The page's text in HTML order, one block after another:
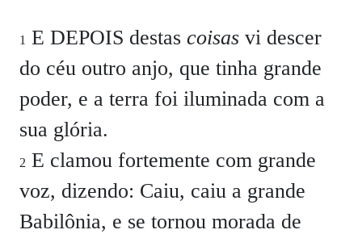
1 E DEPOIS destas coisas vi descer
do céu outro anjo, que tinha grande
poder, e a terra foi iluminada com a
sua glória.
2 E clamou fortemente com grande
voz, dizendo: Caiu, caiu a grande
Babilônia, e se tornou morada de